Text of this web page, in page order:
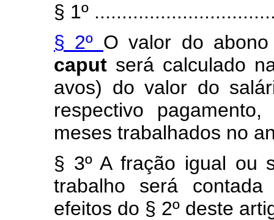
§ 1º
§ 2º O valor do
caput será calculado
avos) do valor do
respectivo
meses trabalhados no
§ 3º A fração igual ou
trabalho será
efeitos do § 2º deste